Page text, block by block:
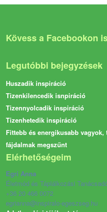
Kövess a Facebookon
Legutóbbi bejegyzések
Huszadik inspiráció
Tizenkilencedik isnpiráció
Tizennyolcadik inspiráció
Tizenhetedik inspiráció
Fittebb és energikusabb
fájdalmak megszűnt
Elérhetőségeim
Egri Anna
Életmód és Táplálkozási
+36 20 466 0072
egrianna@inspiralo-egeszseg.hu